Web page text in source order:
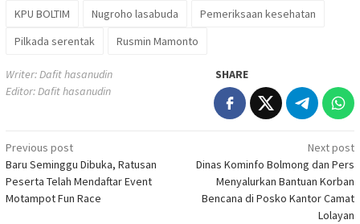
KPU BOLTIM Nugroho lasabuda
Pemeriksaan kesehatan
Pilkada serentak
Rusmin Mamonto
Writer: Dafit hasanudin
Editor: Dafit hasanudin
SHARE
Post
navigation
Previous post
Baru Seminggu Dibuka, Ratusan
Peserta Telah Mendaftar Event
Motampot Fun Race
Next post
Dinas Kominfo Bolmong dan Pers
Menyalurkan Bantuan Korban
Bencana di Posko Kantor Camat
Lolayan